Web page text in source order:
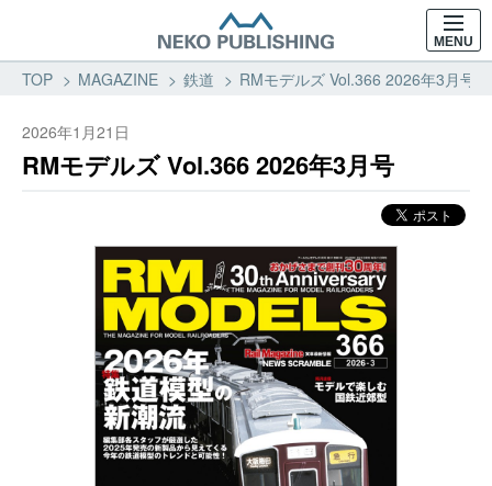
MENU
TOP MAGAZINE 鉄道 RMモデルズ Vol.366 2026年3月号 |
2026年1月21日
RMモデルズ Vol.366 2026年3月号